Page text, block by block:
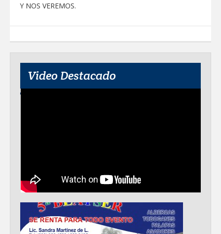
Y NOS VEREMOS.
Video Destacado